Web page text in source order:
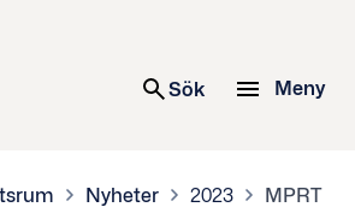
Sök Meny
Nyheter 2023
MPRT